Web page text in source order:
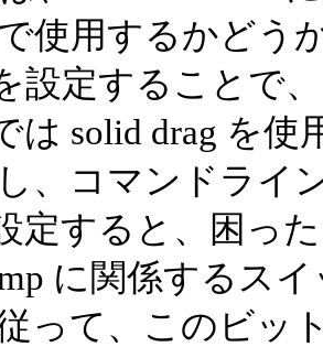
使用するかどう
設定することで
は solid drag を
、コマンドライ
定すると、困っ
に関係するス
って、このビッ